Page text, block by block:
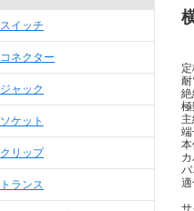
スイッチ
コネクター
ジャック
ソケット
クリップ
トランス
耐
絶
極
パ
適
サ